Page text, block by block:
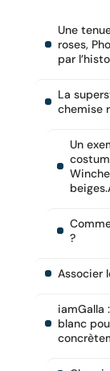
Une
roses,
par
La
chemise
Un
?
Associer
iamGalla
blanc